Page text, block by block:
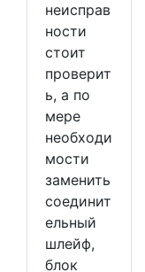
неисправ
ности
стоит
проверит
ь, а по
мере
необходи
мости
заменить
соединит
ельный
шлейф,
блок